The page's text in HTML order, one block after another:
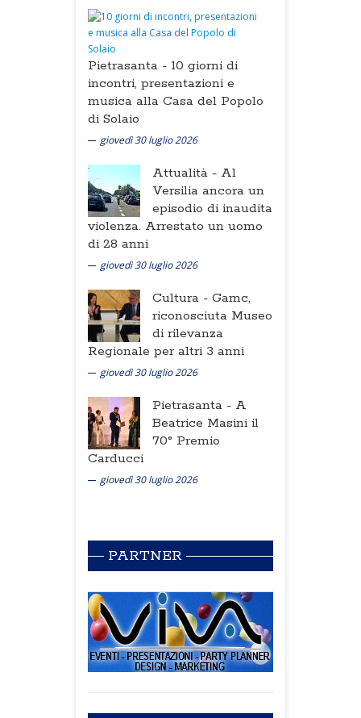
Pietrasanta - 10 giorni di
incontri, presentazioni e
musica alla Casa del Popolo
di Solaio
giovedì 30 luglio 2026
Attualità - Al
Versilia ancora un
episodio di inaudita
violenza. Arrestato un uomo
di 28 anni
giovedì 30 luglio 2026
Cultura - Gamc,
riconosciuta Museo
di rilevanza
Regionale per altri 3 anni
giovedì 30 luglio 2026
Pietrasanta - A
Beatrice Masini il
70° Premio
Carducci
giovedì 30 luglio 2026
PARTNER